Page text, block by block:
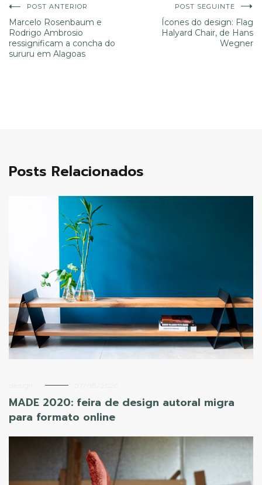
Navegação
de
POST ANTERIOR
Marcelo Rosenbaum e
Rodrigo Ambrosio
ressignificam a concha do
sururu em Alagoas
POST SEGUINTE
Ícones do design: Flag
Halyard Chair, de Hans
Wegner
Posts Relacionados
design
MADE 2020: feira de design autoral migra
para formato online